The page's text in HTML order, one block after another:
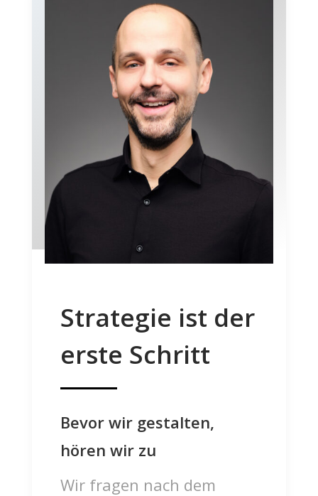
Strategie ist der
erste Schritt
Bevor wir gestalten,
hören wir zu
Wir fragen nach dem